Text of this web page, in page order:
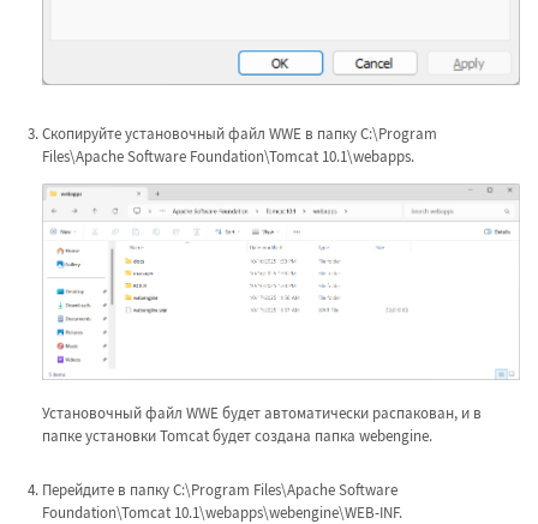
Скопируйте установочный файл WWE в папку C:\Program
Files\Apache Software Foundation\Tomcat 10.1\webapps.
Установочный файл WWE будет автоматически распакован, и в
папке установки Tomcat будет создана папка webengine.
Перейдите в папку C:\Program Files\Apache Software
Foundation\Tomcat 10.1\webapps\webengine\WEB-INF.